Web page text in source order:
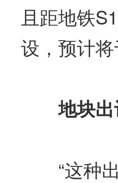
且距地铁
设，预计
地块
“这种出